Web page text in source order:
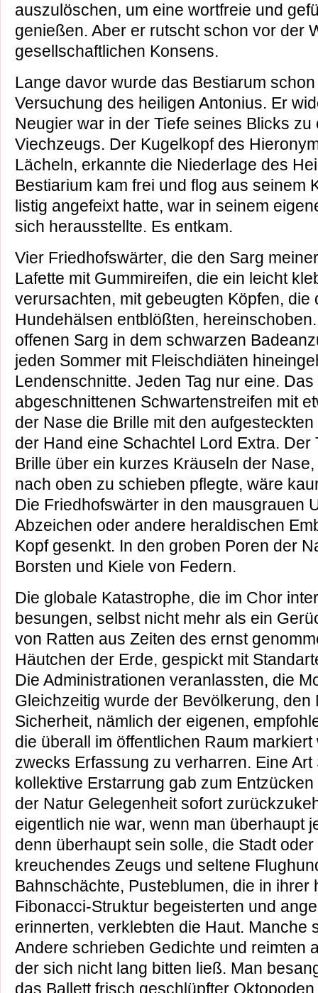
auszulöschen, um eine wortfreie und
genießen. Aber er rutscht schon vor der
gesellschaftlichen Konsens.
Lange davor wurde das Bestiarum
Versuchung des heiligen Antonius. Er
Neugier war in der Tiefe seines Blicks
Viechzeugs. Der Kugelkopf des
Lächeln, erkannte die Niederlage des
Bestiarium kam frei und flog aus seinem
listig angefeixt hatte, war in seinem
sich herausstellte. Es entkam.
Vier Friedhofswärter, die den Sarg
Lafette mit Gummireifen, die ein leicht
verursachten, mit gebeugten Köpfen, die
Hundehälsen entblößten,
offenen Sarg in dem schwarzen
jeden Sommer mit Fleischdiäten
Lendenschnitte. Jeden Tag nur eine.
abgeschnittenen Schwartenstreifen mit
der Nase die Brille mit den
der Hand eine Schachtel Lord Extra. Der
Brille über ein kurzes Kräuseln der
nach oben zu schieben pflegte, wäre
Die Friedhofswärter in den mausgrauen
Abzeichen oder andere heraldischen
Kopf gesenkt. In den groben Poren der
Borsten und Kiele von Federn.
Die globale Katastrophe, die im Chor
besungen, selbst nicht mehr als ein
von Ratten aus Zeiten des ernst
Häutchen der Erde, gespickt mit
Die Administrationen veranlassten, die
Gleichzeitig wurde der Bevölkerung, den
Sicherheit, nämlich der eigenen,
die überall im öffentlichen Raum
zwecks Erfassung zu verharren. Eine
kollektive Erstarrung gab zum
der Natur Gelegenheit sofort
eigentlich nie war, wenn man überhaupt
denn überhaupt sein solle, die Stadt
kreuchendes Zeugs und seltene
Bahnschächte, Pusteblumen, die in ihrer
Fibonacci-Struktur begeisterten und
erinnerten, verklebten die Haut. Manche
Andere schrieben Gedichte und reimten
der sich nicht lang bitten ließ. Man
das Ballett frisch geschlüpfter